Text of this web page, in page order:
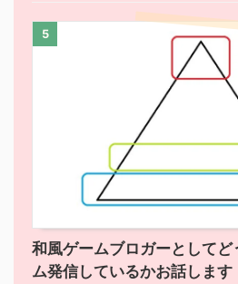
5
和風ゲームブロガーとして
ム発信しているかお話します